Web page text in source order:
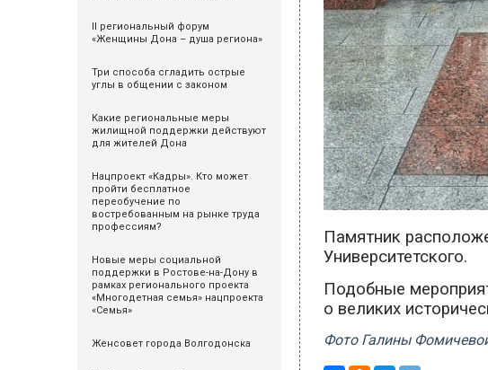
II региональный форум
«Женщины Дона – душа региона»
Три способа сгладить острые
углы в общении с законом
Какие региональные меры
жилищной поддержки действуют
для жителей Дона
Нацпроект «Кадры». Кто может
пройти бесплатное
переобучение по
востребованным на рынке труда
профессиям?
Новые меры социальной
поддержки в Ростове-на-Дону в
рамках регионального проекта
«Многодетная семья» нацпроекта
«Семья»
Женсовет города Волгодонска
Памятник
Университетского.
Подобные
о великих
Фото Галины